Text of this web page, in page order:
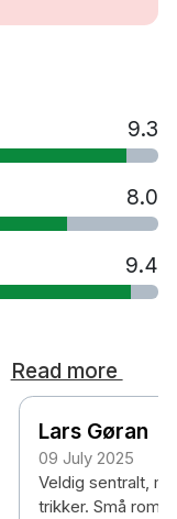
9.3
8.0
9.4
Read more
Lars Gøran
09 July 2025
Veldig sentralt,
trikker. Små rom,